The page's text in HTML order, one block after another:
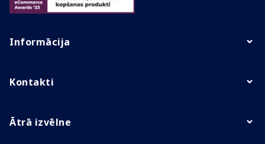
Informācija
Kontakti
Ātrā izvēlne